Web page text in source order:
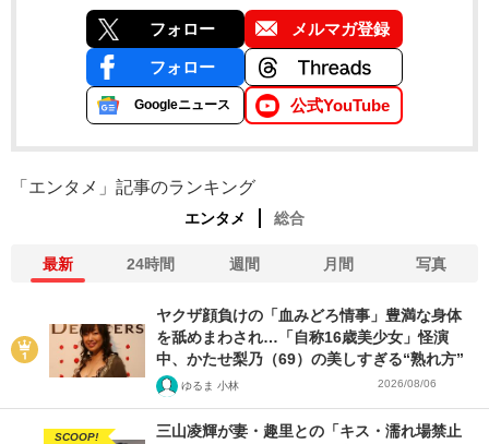
フォロー メルマガ登録
フォロー
Googleニュース 公式YouTube
「エンタメ」記事のランキング
エンタメ 総合
最新 24時間 週間 月間 写真
ヤクザ顔負けの「血みどろ情事」豊満な身体
を舐めまわされ…「自称16歳美少女」怪演
中、かたせ梨乃（69）の美しすぎる“熟れ方”
ゆるま 小林 2026/08/06
SCOOP!
三山凌輝が妻・趣里との「キス・濡れ場禁止